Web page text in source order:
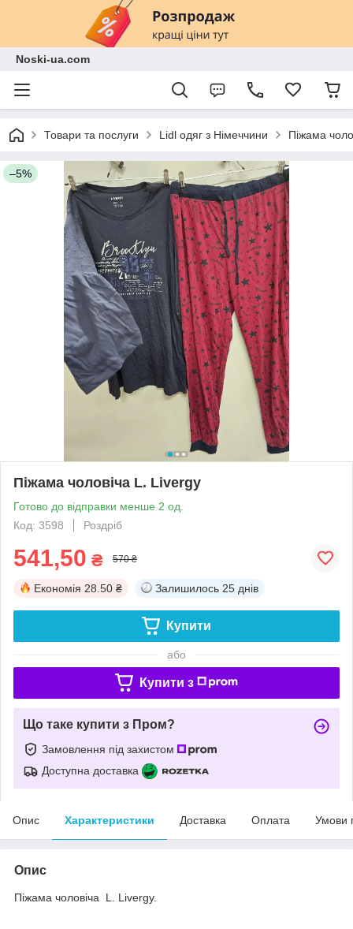
Noski-ua.com
Товари та послуги Lidl одяг з Німеччини Піжама
–5%
Піжама чоловіча L. Livergy
Готово до відправки менше 2 од.
Код: 3598
Роздріб
541,50 ₴ 570 ₴
Економія 28.50 ₴ Залишилось 25 днів
Купити
або
Купити з
Що таке купити з Пром?
Замовлення під захистом
Доступна доставка
Опис Характеристики Доставка Оплата Умови
Опис
Піжама чоловіча L. Livergy.